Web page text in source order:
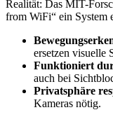
Realität: Das MIT-
from WiFi“ ein System
ersetzen visuelle
Funktioniert
auch bei
Privatsphäre
Kameras nötig.